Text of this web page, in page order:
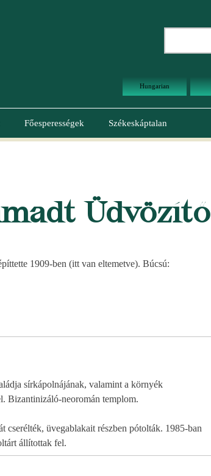
Hungarian
Főesperességek Székeskáptalan
Üdvözítő
1909-ben (itt van eltemetve). Búcsú:
sírkápolnájának, valamint a környék
Bizantinizáló-neoromán templom.
cserélték, üvegablakait részben pótolták. 1985-ban
állítottak fel.